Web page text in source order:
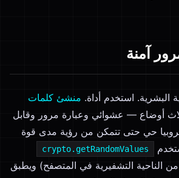
آمنة
البشرية. استخدم أداة. منشئ كلمات
أوضاع — عشوائي وعبارة مرور وقابل
حي حتى تتمكن من رؤية مدى قوة
crypto.getRandomValues
الناحية التشفيرية في المتصفح) ويطبق